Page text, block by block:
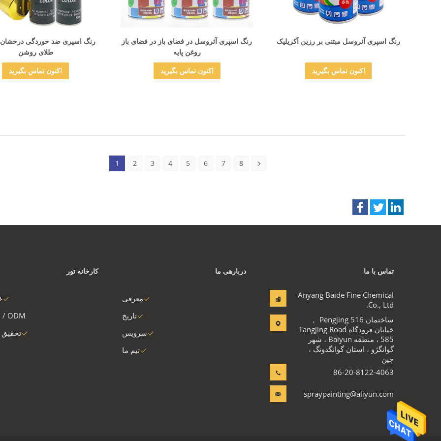
نمایش جزئیات
رنگ اسپری ضد خوردگی
طلای روشن
اکنون تماس بگیرید
رنگ اسپری آئروسل در فضای باز در فضای باز
روغن پایه
اکنون تماس بگیرید
رنگ اسپری آئروسل مبتنی بر رزین آکریلیک
اکنون تماس بگیرید
1 2 3 4 5 6 7 8
کارخانه تور
/ ODM
دربارهی ما
معرفی
تاریخ
سرویس
تیم ما
تماس با ما
Anyang Baide Fine Chemical
Co., Ltd.
ساختمان Pengjing 516 ，
خیابان فرودگاه Tangjing Road
585 ، منطقه Baiyun ، شهر
گوانگژو ، استان گوانگدونگ ،
چین
86-20-8122-4063
spraypainting@aliyun.com